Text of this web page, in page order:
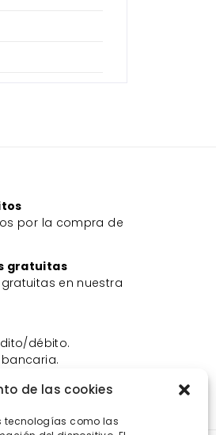
de las cookies
tecnologías como las
por la compra de
gratuitas
en nuestra
débito.